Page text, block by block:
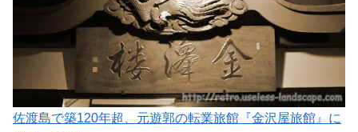
佐渡島で築120年超、元遊郭の転業旅館『金沢屋旅館』に